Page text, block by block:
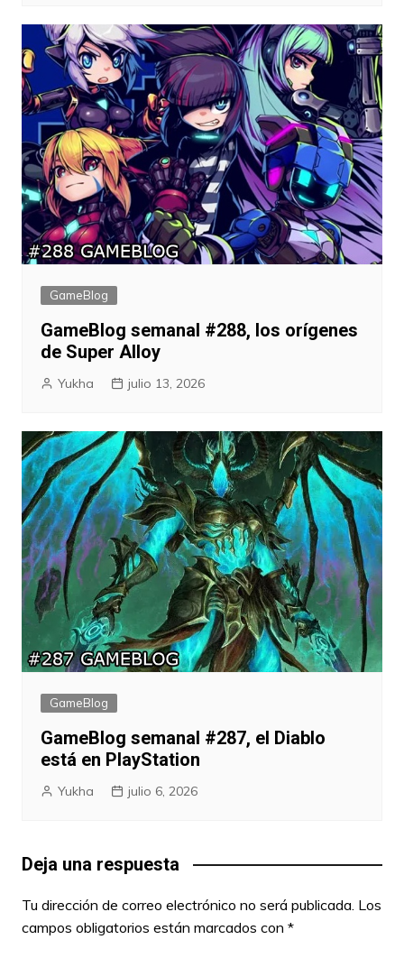
GameBlog
GameBlog semanal #288, los orígenes
de Super Alloy
Yukha julio 13, 2026
GameBlog
GameBlog semanal #287, el Diablo
está en PlayStation
Yukha julio 6, 2026
Deja una respuesta
Tu dirección de correo electrónico no será publicada. Los
campos obligatorios están marcados con *